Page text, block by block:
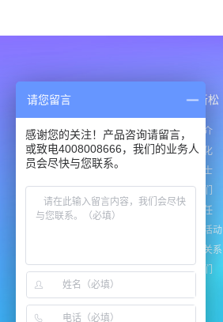
产品与解决方案
产品中心
行业应用
解决方案
下载中心
关于新松
公司简介
企业文化
招贤纳士
联系我们
社会责任
新闻与活动
投资者关系
联系我们
请您留言
感谢您的关注！产品咨询请留言，
或致电4008008666，我们的业务人
员会尽快与您联系。